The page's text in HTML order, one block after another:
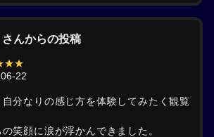
んからの投稿
22
分なりの感じ方を体験してみたく観覧
笑顔に涙が浮かんできました。